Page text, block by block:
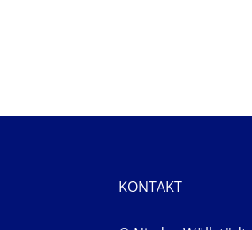
KONTAKT